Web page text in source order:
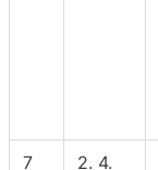
7
2. 4.